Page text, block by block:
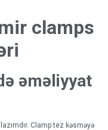
clamps
əməliyyat
Clamp tez kəsməyə